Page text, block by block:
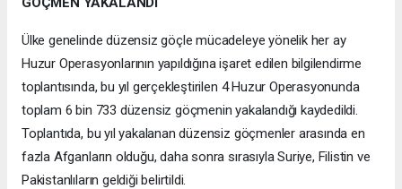
Ülke genelinde düzensiz göçle mücadeleye yönelik her ay
Huzur Operasyonlarının yapıldığına işaret edilen bilgilendirme
toplantısında, bu yıl gerçekleştirilen 4 Huzur Operasyonunda
toplam 6 bin 733 düzensiz göçmenin yakalandığı kaydedildi.
Toplantıda, bu yıl yakalanan düzensiz göçmenler arasında en
fazla Afganların olduğu, daha sonra sırasıyla Suriye, Filistin ve
Pakistanlıların geldiği belirtildi.